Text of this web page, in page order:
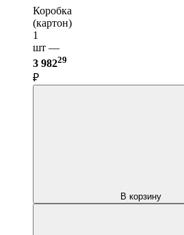
Коробка
(картон)
1
шт —
3 98229
₽
В корзину